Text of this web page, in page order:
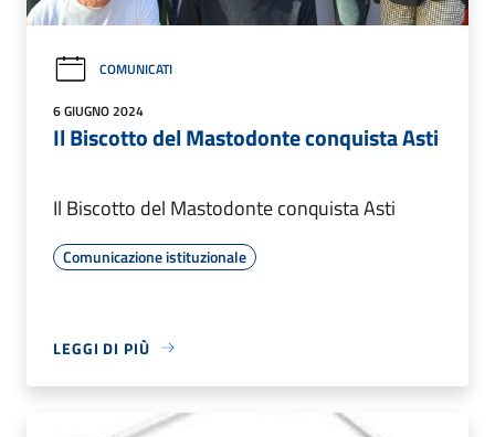
COMUNICATI
6 GIUGNO 2024
Il Biscotto del Mastodonte conquista Asti
Il Biscotto del Mastodonte conquista Asti
Comunicazione istituzionale
LEGGI DI PIÙ